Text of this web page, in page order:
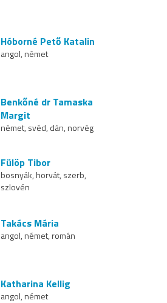
Hóborné Pető Katalin
angol, német
Benkőné dr Tamaska
Margit
német, svéd, dán, norvég
Fülöp Tibor
bosnyák, horvát, szerb,
szlovén
Takács Mária
angol, német, román
Katharina Kellig
angol, német